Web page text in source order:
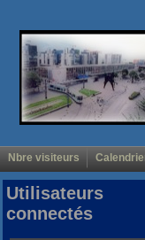
Nbre visiteurs
Utilisateurs
connectés